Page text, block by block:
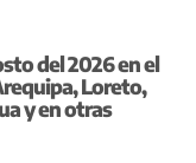
del 2026 en el
Loreto,
y en otras